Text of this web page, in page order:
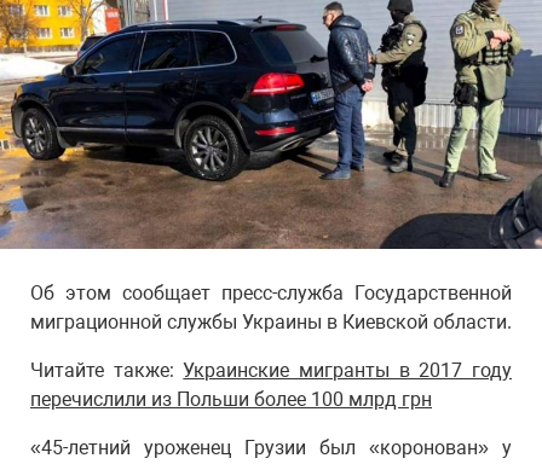
Об этом сообщает пресс-служба Государственной
миграционной службы Украины в Киевской области.
Читайте также:Украинские мигранты в 2017 году
перечислили из Польши более 100 млрд грн
«45-летний уроженец Грузии был «коронован» у
з
корупцією